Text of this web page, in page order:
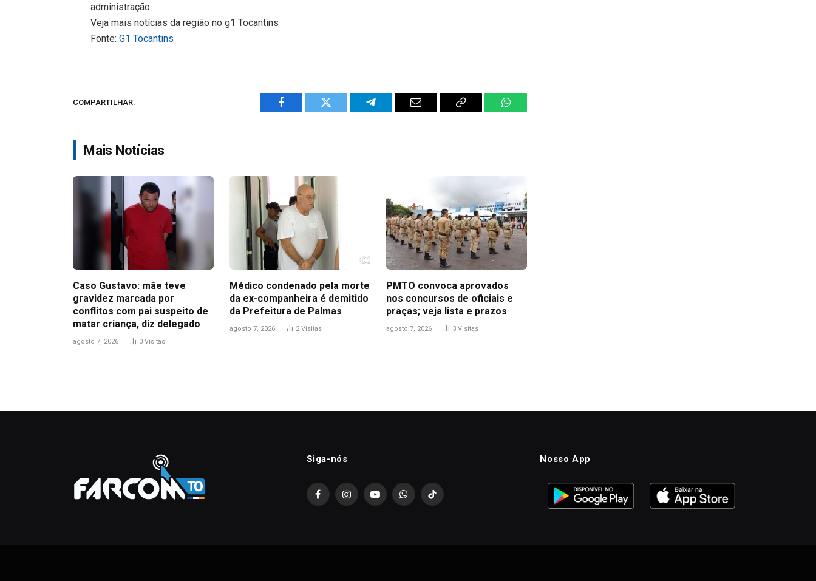
administração.
Veja mais notícias da região no g1 Tocantins
Fonte:G1 Tocantins
COMPARTILHAR.
Facebook Twitter Telegram Email
Copy
WhatsApp
Mais Notícias
Caso Gustavo: mãe teve
gravidez marcada por
conflitos com pai suspeito de
matar criança, diz delegado
agosto 7, 2026 0 Visitas
Médico condenado pela morte
da ex-companheira é demitido
da Prefeitura de Palmas
agosto 7, 2026 2Visitas
PMTO convoca aprovados
nos concursos de oficiais e
praças; veja lista e prazos
agosto 7, 2026 3 Visitas
Siga-nós
FacebookInstagramYouTubeWhatsAppTikTok
Nosso App